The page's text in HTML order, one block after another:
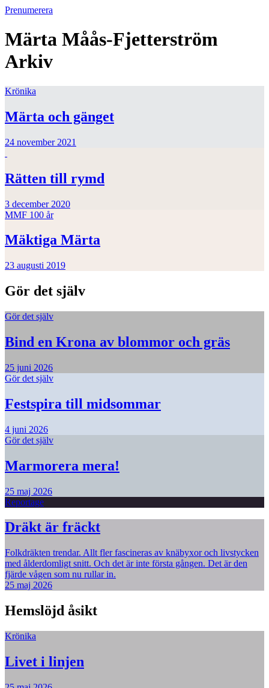
Prenumerera
Märta Måås-Fjetterström
Arkiv
Krönika
Märta och gänget
24 november 2021
Rätten till rymd
3 december 2020
MMF 100 år
Mäktiga Märta
23 augusti 2019
Gör det själv
Gör det själv
Bind en Krona av blommor och gräs
25 juni 2026
Gör det själv
Festspira till midsommar
4 juni 2026
Gör det själv
Marmorera mera!
25 maj 2026
Reportage
Dräkt är fräckt
Folkdräkten trendar. Allt fler fascineras av knäbyxor och livstycken
med ålderdomligt snitt. Och det är inte första gången. Det är den
fjärde vågen som nu rullar in.
25 maj 2026
Hemslöjd åsikt
Krönika
Livet i linjen